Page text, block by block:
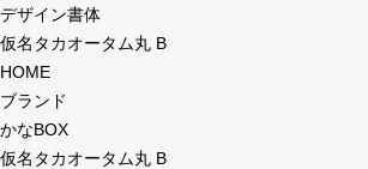
年間ライセンス商品
商品名
フォント形式
デザイン書体
仮名タカオータム丸 B
HOME
ブランド
かなBOX
仮名タカオータム丸 B